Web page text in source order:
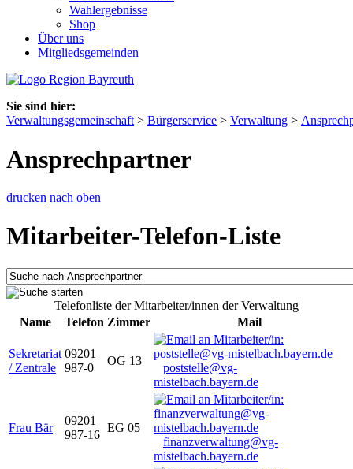
Wahlergebnisse
Shop
Über uns
Mitgliedsgemeinden
Sie sind hier:
Verwaltungsgemeinschaft > Bürgerservice > Verwaltung >
Ansprechpartner
drucken nach oben
Mitarbeiter-Telefon-Liste
Telefonliste der Mitarbeiter/innen der Verwaltung
Name
Telefon Zimmer Mail
Sekretariat
/ Zentrale
09201
987-0
OG 13
poststelle@vg-
mistelbach.bayern.de
Frau Bär
09201
987-16
EG 05
finanzverwaltung@vg-
mistelbach.bayern.de